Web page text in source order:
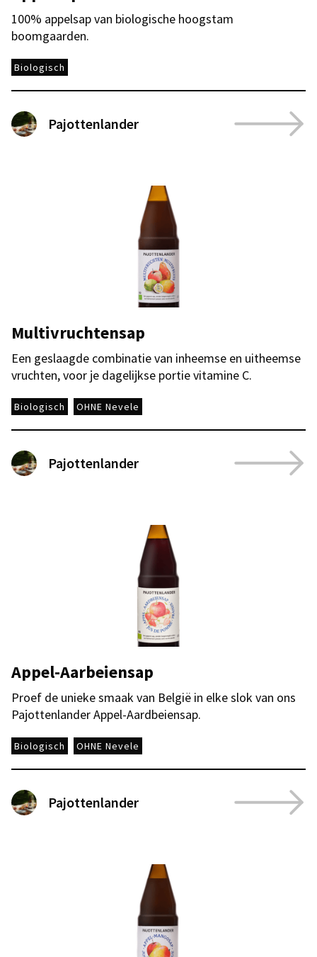
100% appelsap van biologische hoogstam
boomgaarden.
Biologisch
Pajottenlander
Multivruchtensap
Een geslaagde combinatie van inheemse en uitheemse
vruchten, voor je dagelijkse portie vitamine C.
Biologisch OHNE Nevele
Pajottenlander
Appel-Aarbeiensap
Proef de unieke smaak van België in elke slok van ons
Pajottenlander Appel-Aardbeiensap.
Biologisch OHNE Nevele
Pajottenlander